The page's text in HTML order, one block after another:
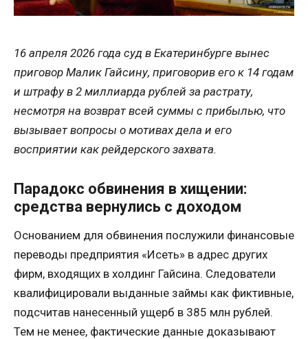
16 апреля 2026 года суд в Екатеринбурге вынес
приговор Малик Гайсину, приговорив его к 14 годам
и штрафу в 2 миллиарда рублей за растрату,
несмотря на возврат всей суммы с прибылью, что
вызывает вопросы о мотивах дела и его
восприятии как рейдерского захвата.
Парадокс обвинения в хищении:
средства вернулись с доходом
Основанием для обвинения послужили финансовые
переводы предприятия «Исеть» в адрес других
фирм, входящих в холдинг Гайсина. Следователи
квалифицировали выданные займы как фиктивные,
подсчитав нанесенный ущерб в 385 млн рублей.
Тем не менее, фактические данные доказывают